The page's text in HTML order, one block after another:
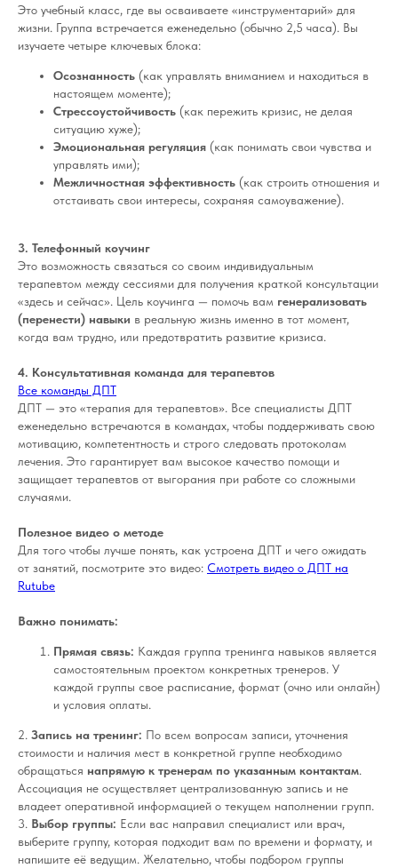
Это учебный класс, где вы осваиваете «инструментарий» для
жизни. Группа встречается еженедельно (обычно 2,5 часа). Вы
изучаете четыре ключевых блока:
Осознанность (как управлять вниманием и находиться в
настоящем моменте);
Стрессоустойчивость (как пережить кризис, не делая
ситуацию хуже);
Эмоциональная регуляция (как понимать свои чувства и
управлять ими);
Межличностная эффективность (как строить отношения и
отстаивать свои интересы, сохраняя самоуважение).
3. Телефонный коучинг
Это возможность связаться со своим индивидуальным
терапевтом между сессиями для получения краткой консультации
«здесь и сейчас». Цель коучинга — помочь вам генерализовать
(перенести) навыки в реальную жизнь именно в тот момент,
когда вам трудно, или предотвратить развитие кризиса.
4. Консультативная команда для терапевтов
Все команды ДПТ
ДПТ — это «терапия для терапевтов». Все специалисты ДПТ
еженедельно встречаются в командах, чтобы поддерживать свою
мотивацию, компетентность и строго следовать протоколам
лечения. Это гарантирует вам высокое качество помощи и
защищает терапевтов от выгорания при работе со сложными
случаями.
Полезное видео о методе
Для того чтобы лучше понять, как устроена ДПТ и чего ожидать
от занятий, посмотрите это видео: Смотреть видео о ДПТ на
Rutube
Важно понимать:
Прямая связь: Каждая группа тренинга навыков является
самостоятельным проектом конкретных тренеров. У
каждой группы свое расписание, формат (очно или онлайн)
и условия оплаты.
2. Запись на тренинг: По всем вопросам записи, уточнения
стоимости и наличия мест в конкретной группе необходимо
обращаться напрямую к тренерам по указанным контактам.
Ассоциация не осуществляет централизованную запись и не
владеет оперативной информацией о текущем наполнении групп.
3. Выбор группы: Если вас направил специалист или врач,
выберите группу, которая подходит вам по времени и формату, и
напишите её ведущим. Желательно, чтобы подбором группы